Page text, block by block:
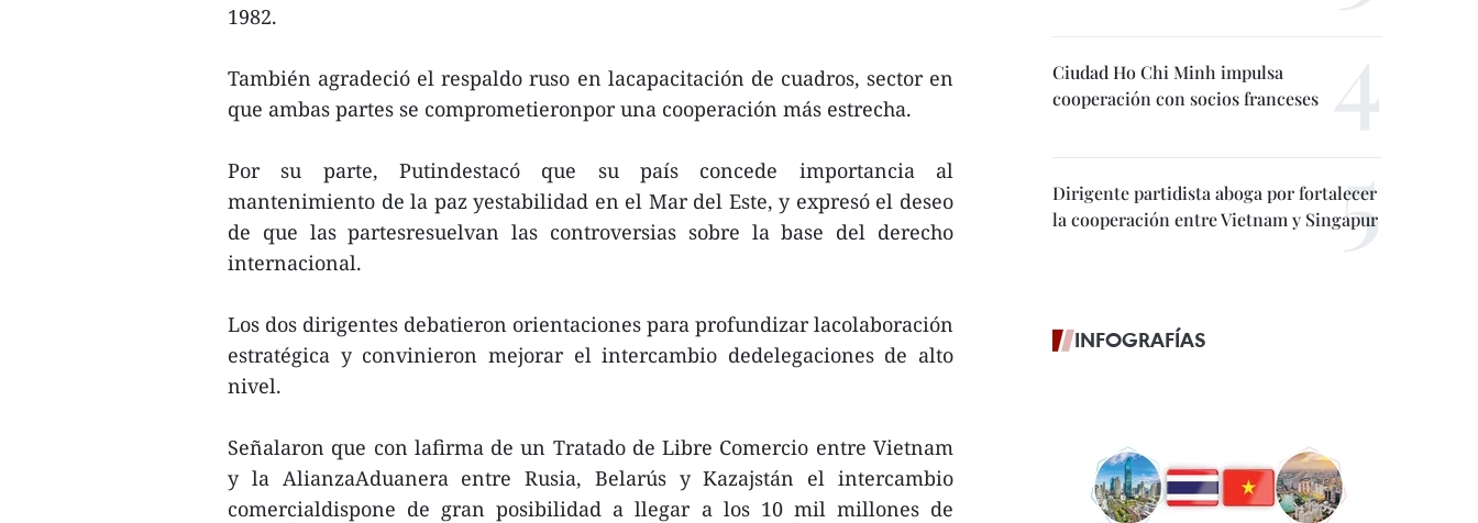
1982.
También agradeció el respaldo ruso en lacapacitación de cuadros, sector en
que ambas partes se comprometieronpor una cooperación más estrecha.
Por su parte, Putindestacó que su país concede importancia al
mantenimiento de la paz yestabilidad en el Mar del Este, y expresó el deseo
de que las partesresuelvan las controversias sobre la base del derecho
internacional.
Los dos dirigentes debatieron orientaciones para profundizar lacolaboración
estratégica y convinieron mejorar el intercambio dedelegaciones de alto
nivel.
Señalaron que con lafirma de un Tratado de Libre Comercio entre Vietnam
y la AlianzaAduanera entre Rusia, Belarús y Kazajstán el intercambio
comercialdispone de gran posibilidad a llegar a los 10 mil millones de
Ciudad Ho Chi Minh impulsa
cooperación con socios franceses
Dirigente partidista aboga por fortalecer
la cooperación entre Vietnam y Singapur
INFOGRAFÍAS